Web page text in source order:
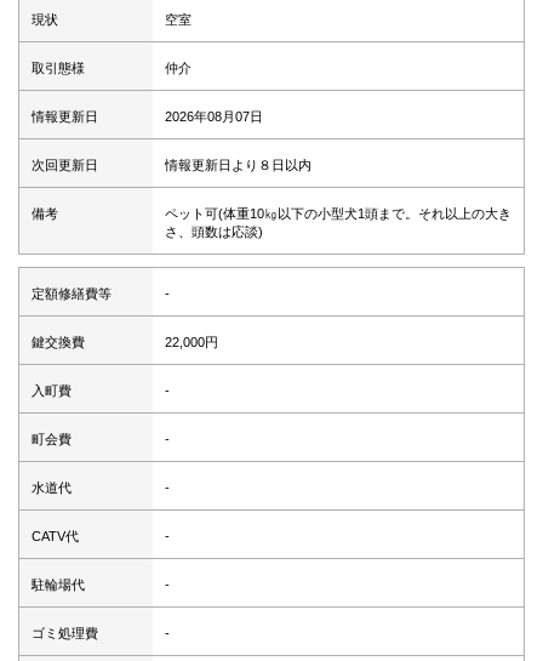
現状 空室
取引態様 仲介
情報更新日 2026年08月07日
次回更新日 情報更新日より８日以内
備考
ペット可(体重10㎏以下の小型犬1頭まで。それ以上の大き
さ、頭数は応談)
定額修繕費等 -
鍵交換費 22,000円
入町費 -
町会費 -
水道代 -
CATV代 -
駐輪場代 -
ゴミ処理費 -